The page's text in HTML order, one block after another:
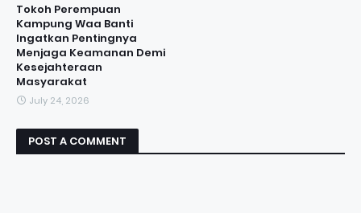
Tokoh Perempuan
Kampung Waa Banti
Ingatkan Pentingnya
Menjaga Keamanan Demi
Kesejahteraan
Masyarakat
July 24, 2026
POST A COMMENT